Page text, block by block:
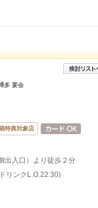
多 宴会
特典対象店
出入口）より徒歩２分
リンクL.O.22:30)